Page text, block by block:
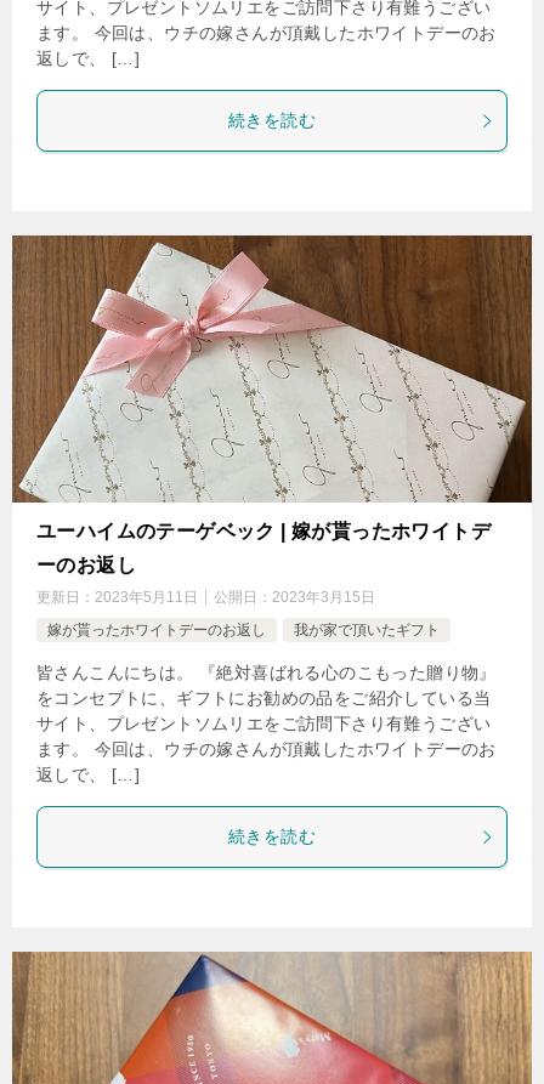
サイト、プレゼントソムリエをご訪問下さり有難うござい
ます。 今回は、ウチの嫁さんが頂戴したホワイトデーのお
返しで、 […]
続きを読む
ユーハイムのテーゲベック | 嫁が貰ったホワイトデ
ーのお返し
更新日： 2023年5月11日 公開日： 2023年3月15日
嫁が貰ったホワイトデーのお返し
我が家で頂いたギフト
皆さんこんにちは。 『絶対喜ばれる心のこもった贈り物』
をコンセプトに、ギフトにお勧めの品をご紹介している当
サイト、プレゼントソムリエをご訪問下さり有難うござい
ます。 今回は、ウチの嫁さんが頂戴したホワイトデーのお
返しで、 […]
続きを読む